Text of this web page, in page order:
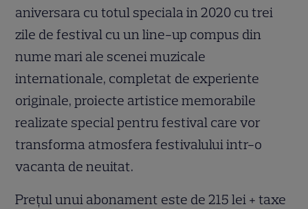
aniversara cu totul speciala in 2020 cu trei
zile de festival cu un line-up compus din
nume mari ale scenei muzicale
internationale, completat de experiente
originale, proiecte artistice memorabile
realizate special pentru festival care vor
transforma atmosfera festivalului intr-o
vacanta de neuitat.
Prețul unui abonament este de 215 lei + taxe